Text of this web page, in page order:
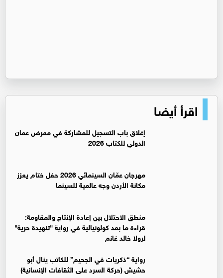
اقرأ أيضا
إغلاق باب التسجيل للمشاركة في معرض عمان
الدولي للكتاب 2026
مهرجان عمّان السينمائي 2026 حفل ختام يعزز
مكانة الأردن وجه عالمية للسينما
منطق الاحتلال بين إعادة الإنتاج والمقاومة:
قراءة ما بعد كولونيالية في رواية "تنهيدة حرية"
لرولا خالد غانم
رواية “ذكريات في الجحيم” للكاتب ينال أبو
حشيش (حركة السرد على الثقافات الإنسانية)